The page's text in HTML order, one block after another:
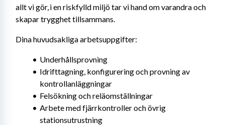
allt vi gör, i en riskfylld miljö tar vi hand om varandra och
skapar trygghet tillsammans.
Dina huvudsakliga arbetsuppgifter:
Underhållsprovning
Idrifttagning, konfigurering och provning av
kontrollanläggningar
Felsökning och reläomställningar
Arbete med fjärrkontroller och övrig
stationsutrustning